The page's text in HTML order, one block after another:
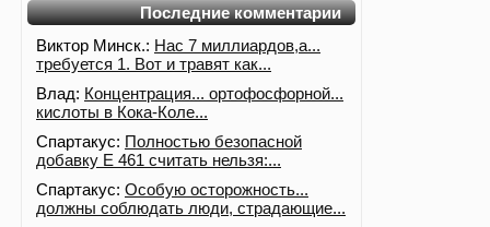
Последние комментарии
Виктор Минск.: Нас 7 миллиардов,а...
требуется 1. Вот и травят как...
Влад: Концентрация... ортофосфорной...
кислоты в Кока-Коле...
Спартакус: Полностью безопасной
добавку Е 461 считать нельзя:...
Спартакус: Особую осторожность...
должны соблюдать люди, страдающие...